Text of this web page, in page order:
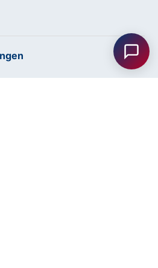
benötigen Sie
Sie da! Nehmen Sie jetzt
freuen uns auf Ihre Anfrage.